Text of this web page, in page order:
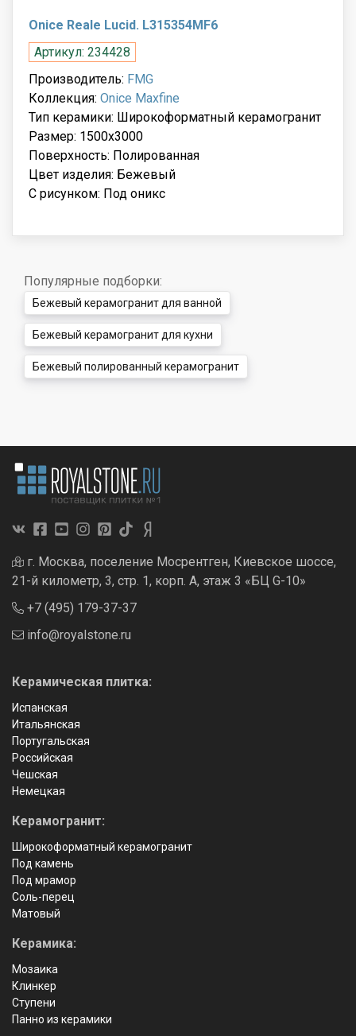
Onice Reale Lucid. L315354MF6
Артикул: 234428
Производитель: FMG
Коллекция: Onice Maxfine
Тип керамики: Широкоформатный керамогранит
Размер: 1500x3000
Поверхность: Полированная
Цвет изделия: Бежевый
С рисунком: Под оникс
Популярные подборки:
Бежевый керамогранит для ванной
Бежевый керамогранит для кухни
Бежевый полированный керамогранит
г. Москва, поселение Мосрентген, Киевское шоссе,
21-й километр, 3, стр. 1, корп. А, этаж 3 «БЦ G-10»
+7 (495) 179-37-37
info@royalstone.ru
Керамическая плитка:
Испанская
Итальянская
Португальская
Российская
Чешская
Немецкая
Керамогранит:
Широкоформатный керамогранит
Под камень
Под мрамор
Соль-перец
Матовый
Керамика:
Мозаика
Клинкер
Ступени
Панно из керамики